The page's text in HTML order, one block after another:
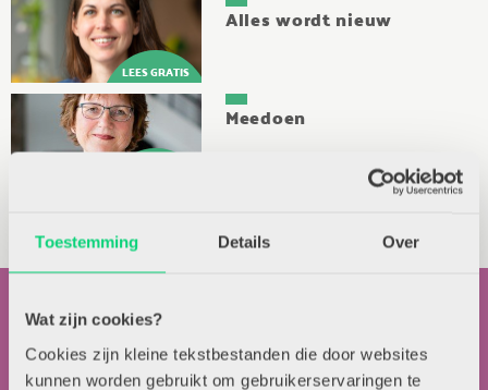
Toestemming Details Over
Wat zijn cookies?
Cookies zijn kleine tekstbestanden die door websites
kunnen worden gebruikt om gebruikerservaringen te
Alles wordt nieuw
Meedoen